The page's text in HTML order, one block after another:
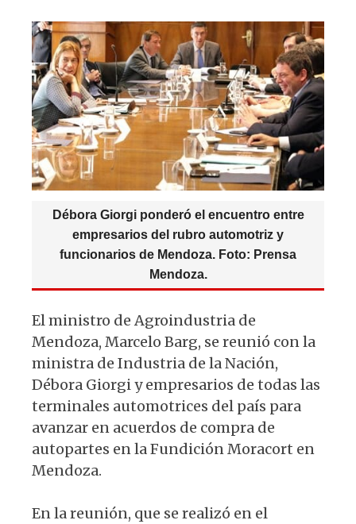
Débora Giorgi ponderó el encuentro entre
empresarios del rubro automotriz y
funcionarios de Mendoza. Foto: Prensa
Mendoza.
El ministro de Agroindustria de
Mendoza, Marcelo Barg, se reunió con la
ministra de Industria de la Nación,
Débora Giorgi y empresarios de todas las
terminales automotrices del país para
avanzar en acuerdos de compra de
autopartes en la Fundición Moracort en
Mendoza.
En la reunión, que se realizó en el